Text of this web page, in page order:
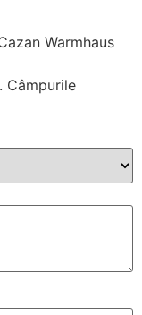
Warmhaus
Câmpurile